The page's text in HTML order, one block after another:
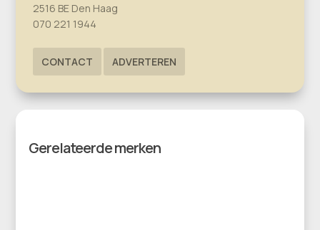
2516 BE Den Haag
070 221 1944
CONTACT ADVERTEREN
Gerelateerde merken